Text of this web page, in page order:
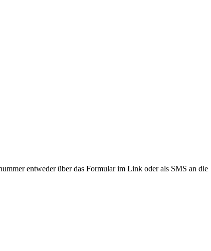
entweder über das Formular im Link oder als SMS an die